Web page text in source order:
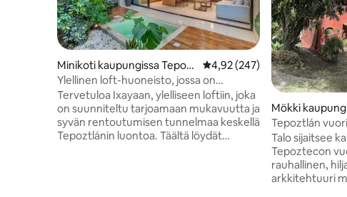
Minikoti kaupungissa Tepozt
lán
Keskimääräinen arvio 4,92/
4,92 (247)
Ylellinen loft-huoneisto, jossa on
yksityinen poreallas, Tepoztlánissa
Tervetuloa Ixayaan, ylelliseen loftiin, joka
on suunniteltu tarjoamaan mukavuutta ja
syvän rentoutumisen tunnelmaa keskellä
Tepoztlánin luontoa. Täältä löydät
Mökki
n
Tepoztlán
rauhallinen!
Talo sijaitsee
Tepoztecon
rauhallinen,
arkkitehtuuri